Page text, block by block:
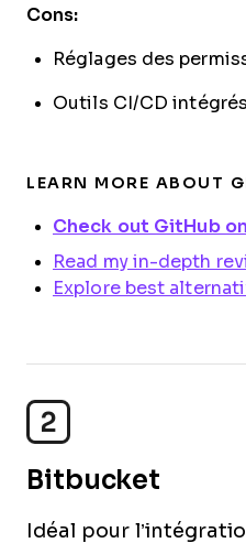
Cons:
Réglages des
Outils CI/CD
LEARN MORE ABOUT
Check out GitHub
Read my in-depth
Explore best
2
Bitbucket
Idéal pour